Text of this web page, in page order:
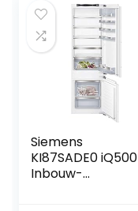
Siemens
KI87SADE0 iQ500
Inbouw-